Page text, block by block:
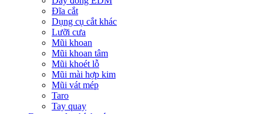
Đĩa cắt
Dụng cụ cắt khác
Lưỡi cưa
Mũi khoan
Mũi khoan tâm
Mũi khoét lỗ
Mũi mài hợp kim
Mũi vát mép
Taro
Tay quay